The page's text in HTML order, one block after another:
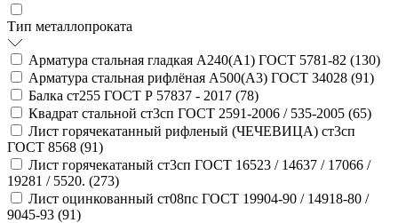
Тип металлопроката
Арматура стальная гладкая А240(А1) ГОСТ 5781-82 (130)
Арматура стальная рифлёная А500(А3) ГОСТ 34028 (91)
Балка ст255 ГОСТ Р 57837 - 2017 (78)
Квадрат стальной ст3сп ГОСТ 2591-2006 / 535-2005 (65)
Лист горячекатанный рифленый (ЧЕЧЕВИЦА) ст3сп
ГОСТ 8568 (91)
Лист горячекатаный ст3сп ГОСТ 16523 / 14637 / 17066 /
19281 / 5520. (273)
Лист оцинкованный ст08пс ГОСТ 19904-90 / 14918-80 /
9045-93 (91)